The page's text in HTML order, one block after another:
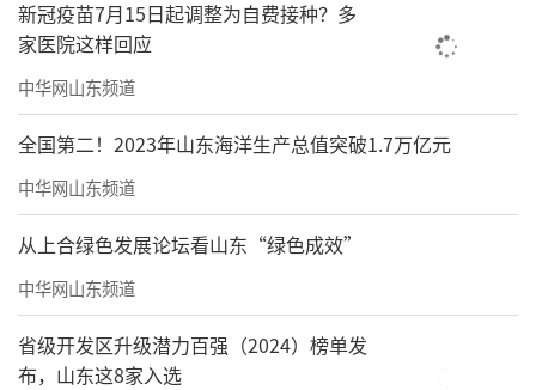
新冠疫苗7月15日起调整为自费接种？多
家医院这样回应
中华网山东频道
全国第二！2023年山东海洋生产总值突破1.7万亿元
中华网山东频道
从上合绿色发展论坛看山东“绿色成效”
中华网山东频道
省级开发区升级潜力百强（2024）榜单发
布，山东这8家入选